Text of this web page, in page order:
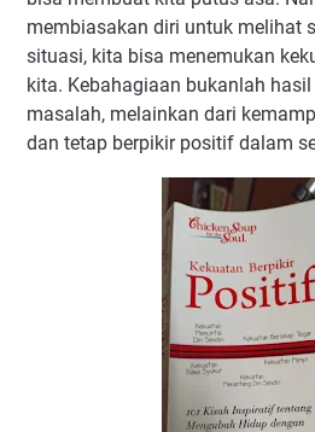
membiasakan diri untuk melihat
situasi, kita bisa menemukan
kita. Kebahagiaan bukanlah
masalah, melainkan dari
dan tetap berpikir positif dalam